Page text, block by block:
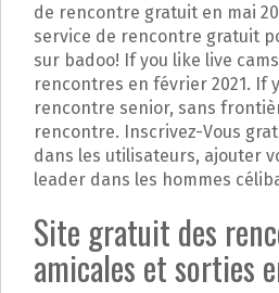
de rencontre gratuit en mai
service de rencontre gratuit
sur badoo! If you like live
rencontres en février 2021. If
rencontre senior, sans
rencontre. Inscrivez-Vous
dans les utilisateurs, ajouter
leader dans les hommes
Site gratuit des
amicales et sorties